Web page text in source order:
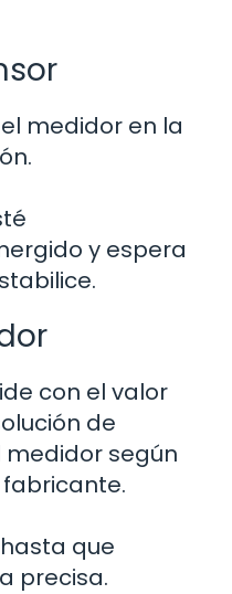
medidor en la
y espera
con el valor
de
según
que
precisa.